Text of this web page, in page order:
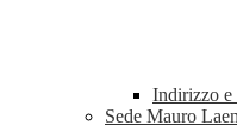
Indirizzo e
Sede Mauro